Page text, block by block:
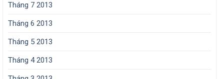
Tháng 7 2013
Tháng 6 2013
Tháng 5 2013
Tháng 4 2013